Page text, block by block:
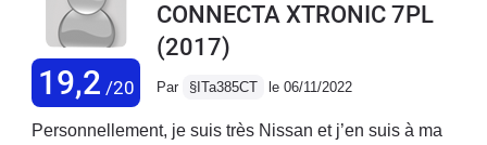
polyvalence. Motorisation silencieuse
et boite de vitesse automatique
19,2 /20
CONNECTA XTRONIC 7PL
(2017)
Par §ITa385CT le 06/11/2022
Personnellement, je suis très Nissan et j’en suis à ma